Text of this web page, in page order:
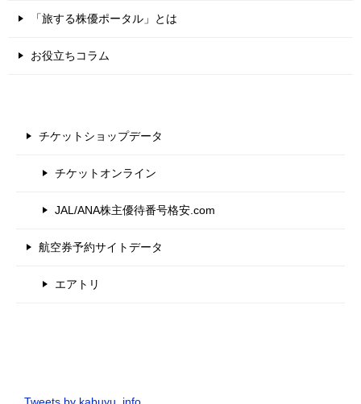
「旅する株優ポータル」とは
お役立ちコラム
チケットショップデータ
チケットオンライン
JAL/ANA株主優待番号格安.com
航空券予約サイトデータ
エアトリ